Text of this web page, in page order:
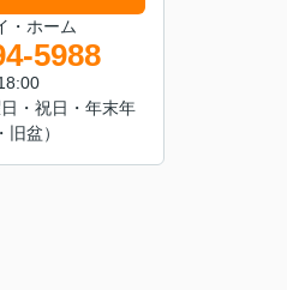
・ホーム
5988
・祝日・年末年
盆）